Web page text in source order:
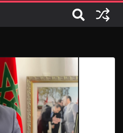
la posición de Marruecos
competitiva (politólogo